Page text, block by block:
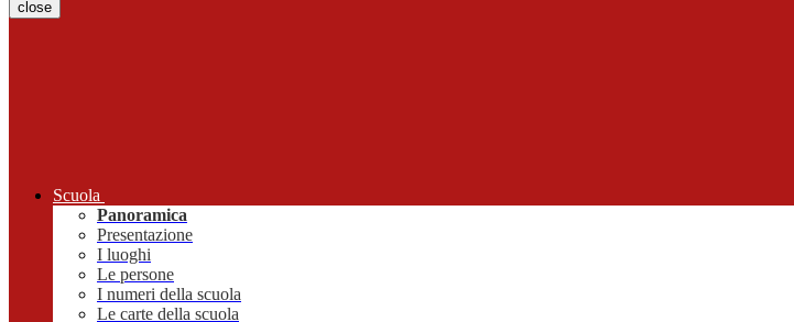
close
Scuola
Panoramica
Presentazione
I luoghi
Le persone
I numeri della scuola
Le carte della scuola